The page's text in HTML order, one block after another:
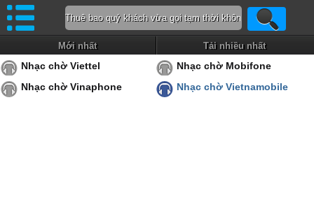
Mới nhất Tải nhiều nhất
Nhạc chờ Viettel
Nhạc chờ Mobifone
Nhạc chờ Vinaphone
Nhạc chờ Vietnamobile